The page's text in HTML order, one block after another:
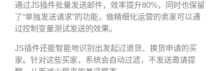
通过JS插件批量发送邮件，效率提升80%，同时也保留
了“单独发送请求”的功能，做精细化运营的卖家可以通
过控制变量测试发送的效果。
JS插件还能智能地识别出发起过退货、换货申请的买
家。针对这些买家，系统会自动过滤，不发送邀请提